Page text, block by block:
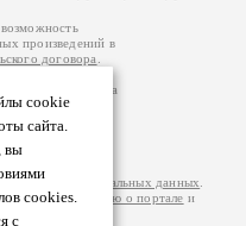
cookie
сайта.
вы
cookies.
с
произведений в
договора
авторам
возможна
вы можете
за
на
персональных данных
информацию о портале и